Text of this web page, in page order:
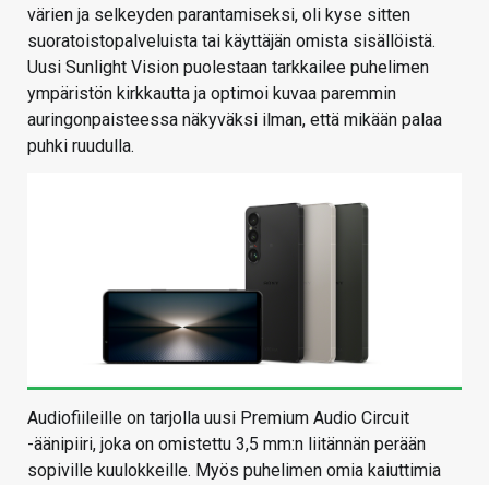
värien ja selkeyden parantamiseksi, oli kyse sitten
suoratoistopalveluista tai käyttäjän omista sisällöistä.
Uusi Sunlight Vision puolestaan tarkkailee puhelimen
ympäristön kirkkautta ja optimoi kuvaa paremmin
auringonpaisteessa näkyväksi ilman, että mikään palaa
puhki ruudulla.
Audiofiileille on tarjolla uusi Premium Audio Circuit
-äänipiiri, joka on omistettu 3,5 mm:n liitännän perään
sopiville kuulokkeille. Myös puhelimen omia kaiuttimia